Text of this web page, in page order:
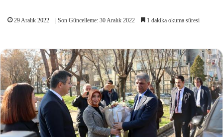
29 Aralık 2022 | Son Güncelleme: 30 Aralık 2022 1 dakika okuma süresi